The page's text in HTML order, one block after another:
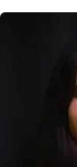
fungování
Koncept je
Podniky
balíčku s